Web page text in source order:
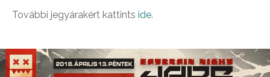
További jegyárakért kattints ide.